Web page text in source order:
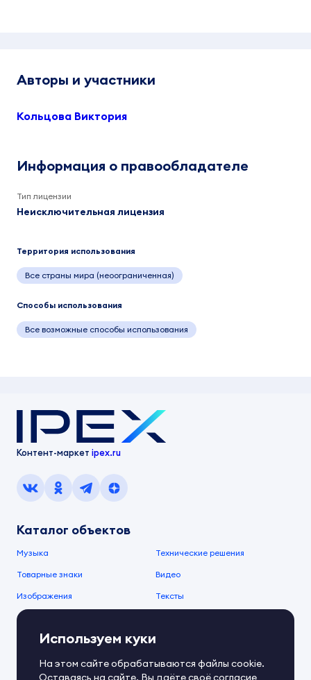
Авторы и участники
Кольцова Виктория
Информация о правообладателе
Тип лицензии
Неисключительная лицензия
Территория использования
Все страны мира (неоограниченная)
Способы использования
Все возможные способы использования
Контент-маркет ipex.ru
Каталог объектов
Музыка Технические решения
Товарные знаки Видео
Изображения Тексты
О компании
О сервисе
Документы IPEX Справочный центр
Используем куки
На этом сайте обрабатываются файлы cookie.
Оставаясь на сайте, Вы даёте своё согласие